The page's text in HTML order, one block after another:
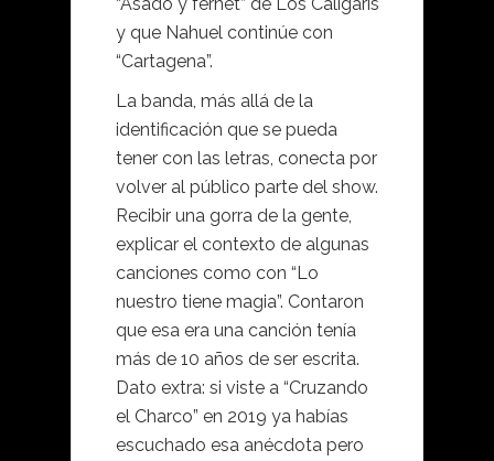
y que Nahuel continúe con
“Cartagena”.
La banda, más allá de la
identificación que se pueda
tener con las letras, conecta por
volver al público parte del show.
Recibir una gorra de la gente,
explicar el contexto de algunas
canciones como con “Lo
nuestro tiene magia”. Contaron
que esa era una canción tenía
más de 10 años de ser escrita.
Dato extra: si viste a “Cruzando
el Charco” en 2019 ya habías
escuchado esa anécdota pero